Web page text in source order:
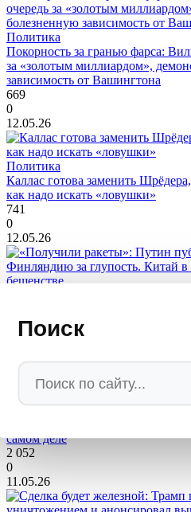
Поиск
Политика
Покорность за гранью фарса:
за «золотым миллиардом»,
зависимость от Вашингтона
669
0
12.05.26
Политика
Каллас готова заменить
как надо искать «ловушки»
741
0
12.05.26
за глупость. Китай в восторге,
2 963
самом деле
2 052
0
11.05.26